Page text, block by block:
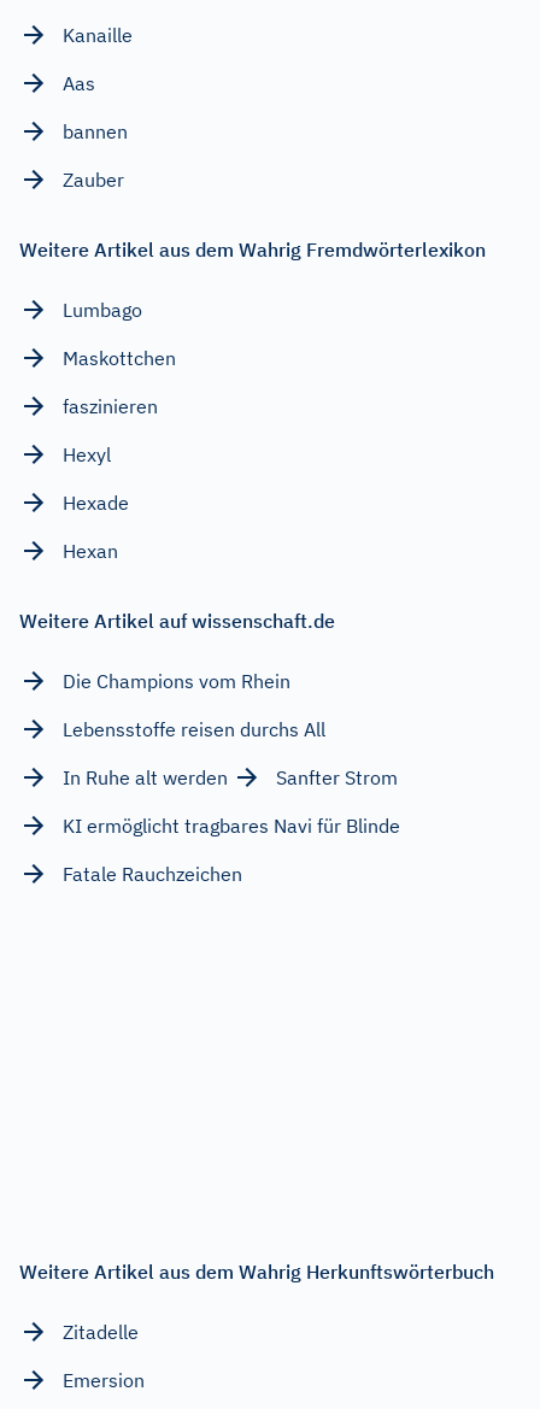
Kanaille
Aas
bannen
Zauber
Weitere Artikel aus dem Wahrig Fremdwörterlexikon
Lumbago
Maskottchen
faszinieren
Hexyl
Hexade
Hexan
Weitere Artikel auf wissenschaft.de
Die Champions vom Rhein
Lebensstoffe reisen durchs All
In Ruhe alt werden
Sanfter Strom
KI ermöglicht tragbares Navi für Blinde
Fatale Rauchzeichen
Weitere Artikel aus dem Wahrig Herkunftswörterbuch
Zitadelle
Emersion